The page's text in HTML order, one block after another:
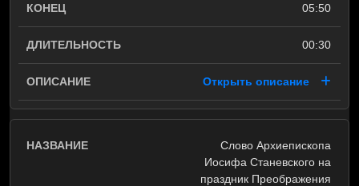
05:50
00:30
Открыть описание
Слово Архиепископа
Иосифа Станевского на
праздник Преображения